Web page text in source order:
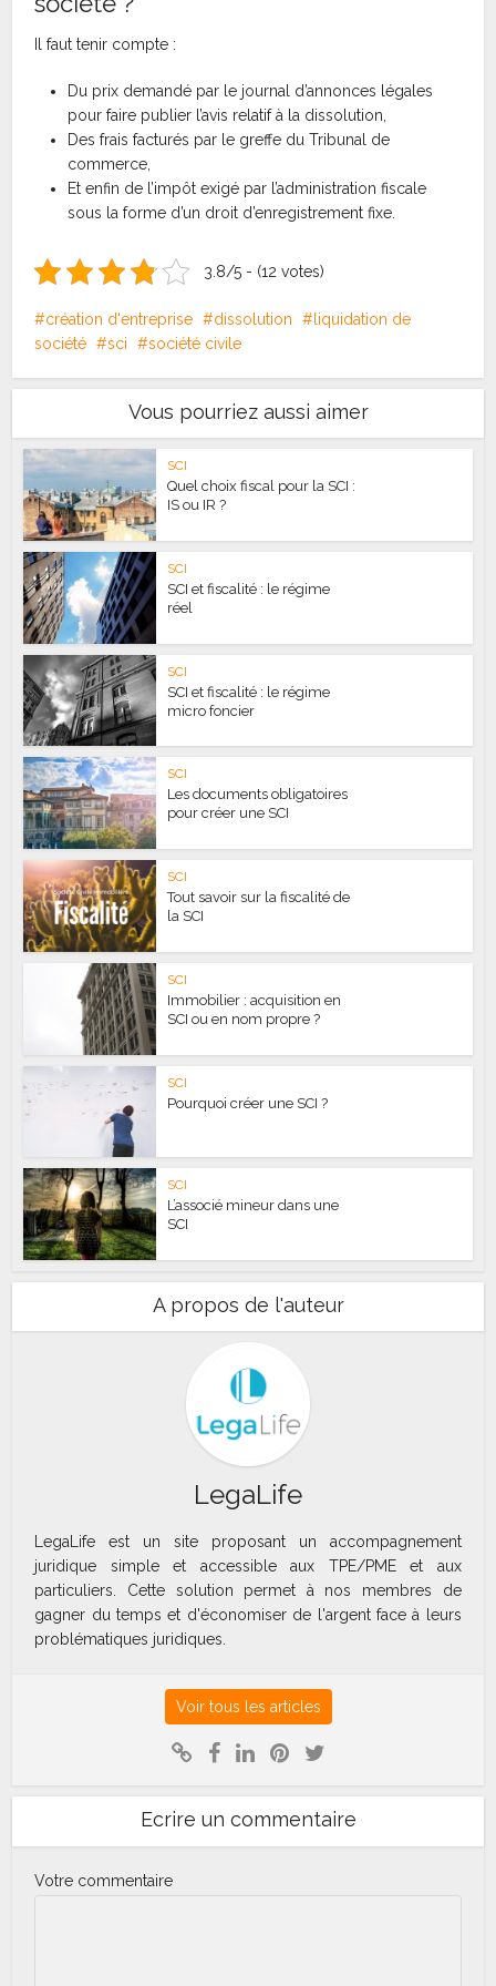
Il faut tenir compte :
Du prix demandé par le journal d’annonces légales
pour faire publier l’avis relatif à la dissolution,
Des frais facturés par le greffe du Tribunal de
commerce,
Et enfin de l’impôt exigé par l’administration fiscale
sous la forme d’un droit d’enregistrement fixe.
3.8/5 - (12 votes)
création d'entreprise dissolution
liquidation de
société
sci société civile
Vous pourriez aussi aimer
SCI
Quel choix fiscal pour la SCI :
IS ou IR ?
SCI
SCI et fiscalité : le régime
réel
SCI
SCI et fiscalité : le régime
micro foncier
SCI
Les documents obligatoires
pour créer une SCI
SCI
Tout savoir sur la fiscalité de
la SCI
SCI
Immobilier : acquisition en
SCI ou en nom propre ?
SCI
Pourquoi créer une SCI ?
SCI
L’associé mineur dans une
SCI
A propos de l'auteur
LegaLife
LegaLife est un site proposant un accompagnement
juridique simple et accessible aux TPE/PME et aux
particuliers. Cette solution permet à nos membres de
gagner du temps et d'économiser de l'argent face à leurs
problématiques juridiques.
Voir tous les articles
Ecrire un commentaire
Votre commentaire